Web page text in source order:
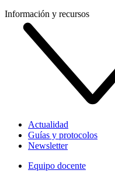
Información y recursos
Actualidad
Guías y protocolos
Newsletter
Equipo docente